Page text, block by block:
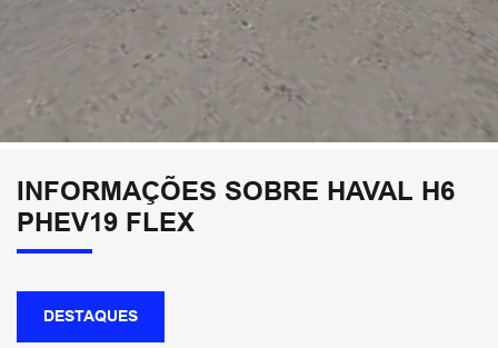
INFORMAÇÕES SOBRE HAVAL H6
PHEV19 FLEX
DESTAQUES